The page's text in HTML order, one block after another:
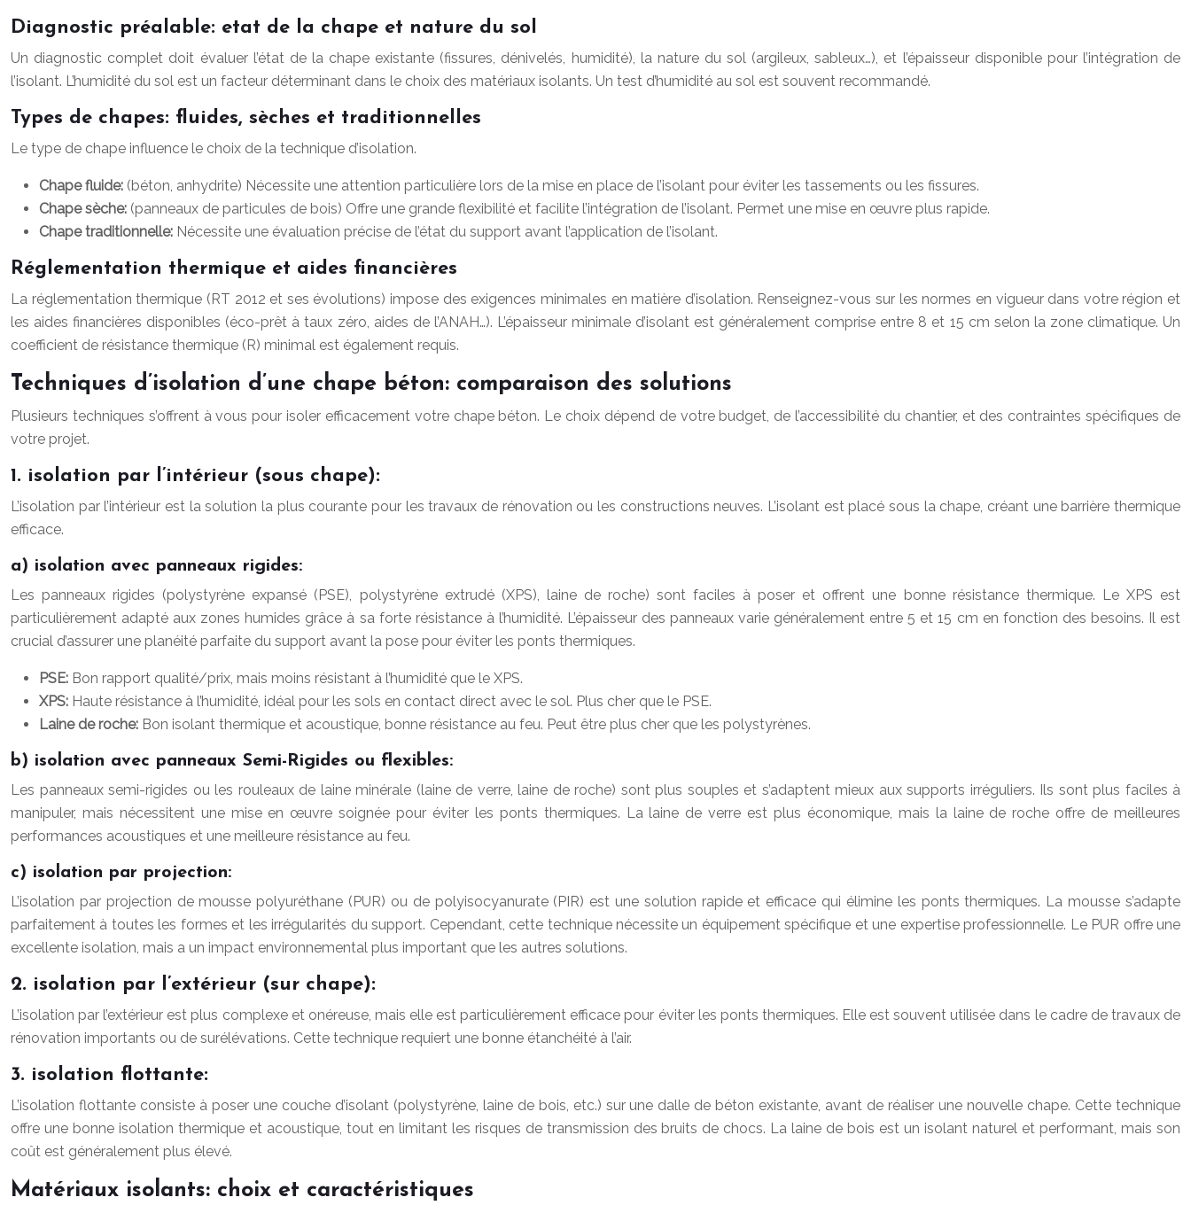
Diagnostic préalable: etat de la chape et nature du sol
Un diagnostic complet doit évaluer l’état de la chape existante (fissures, dénivelés, humidité), la nature du sol (argileux, sableux…), et l’épaisseur disponible pour l’intégration de
l’isolant. L’humidité du sol est un facteur déterminant dans le choix des matériaux isolants. Un test d’humidité au sol est souvent recommandé.
Types de chapes: fluides, sèches et traditionnelles
Le type de chape influence le choix de la technique d’isolation.
Chape fluide: (béton, anhydrite) Nécessite une attention particulière lors de la mise en place de l’isolant pour éviter les tassements ou les fissures.
Chape sèche: (panneaux de particules de bois) Offre une grande flexibilité et facilite l’intégration de l’isolant. Permet une mise en œuvre plus rapide.
Chape traditionnelle: Nécessite une évaluation précise de l’état du support avant l’application de l’isolant.
Réglementation thermique et aides financières
La réglementation thermique (RT 2012 et ses évolutions) impose des exigences minimales en matière d’isolation. Renseignez-vous sur les normes en vigueur dans votre région et
les aides financières disponibles (éco-prêt à taux zéro, aides de l’ANAH…). L’épaisseur minimale d’isolant est généralement comprise entre 8 et 15 cm selon la zone climatique. Un
coefficient de résistance thermique (R) minimal est également requis.
Techniques d’isolation d’une chape béton: comparaison des solutions
Plusieurs techniques s’offrent à vous pour isoler efficacement votre chape béton. Le choix dépend de votre budget, de l’accessibilité du chantier, et des contraintes spécifiques de
votre projet.
1. isolation par l’intérieur (sous chape):
L’isolation par l’intérieur est la solution la plus courante pour les travaux de rénovation ou les constructions neuves. L’isolant est placé sous la chape, créant une barrière thermique
efficace.
a) isolation avec panneaux rigides:
Les panneaux rigides (polystyrène expansé (PSE), polystyrène extrudé (XPS), laine de roche) sont faciles à poser et offrent une bonne résistance thermique. Le XPS est
particulièrement adapté aux zones humides grâce à sa forte résistance à l’humidité. L’épaisseur des panneaux varie généralement entre 5 et 15 cm en fonction des besoins. Il est
crucial d’assurer une planéité parfaite du support avant la pose pour éviter les ponts thermiques.
PSE: Bon rapport qualité/prix, mais moins résistant à l’humidité que le XPS.
XPS: Haute résistance à l’humidité, idéal pour les sols en contact direct avec le sol. Plus cher que le PSE.
Laine de roche: Bon isolant thermique et acoustique, bonne résistance au feu. Peut être plus cher que les polystyrènes.
b) isolation avec panneaux Semi-Rigides ou flexibles:
Les panneaux semi-rigides ou les rouleaux de laine minérale (laine de verre, laine de roche) sont plus souples et s’adaptent mieux aux supports irréguliers. Ils sont plus faciles à
manipuler, mais nécessitent une mise en œuvre soignée pour éviter les ponts thermiques. La laine de verre est plus économique, mais la laine de roche offre de meilleures
performances acoustiques et une meilleure résistance au feu.
c) isolation par projection:
L’isolation par projection de mousse polyuréthane (PUR) ou de polyisocyanurate (PIR) est une solution rapide et efficace qui élimine les ponts thermiques. La mousse s’adapte
parfaitement à toutes les formes et les irrégularités du support. Cependant, cette technique nécessite un équipement spécifique et une expertise professionnelle. Le PUR offre une
excellente isolation, mais a un impact environnemental plus important que les autres solutions.
2. isolation par l’extérieur (sur chape):
L’isolation par l’extérieur est plus complexe et onéreuse, mais elle est particulièrement efficace pour éviter les ponts thermiques. Elle est souvent utilisée dans le cadre de travaux de
rénovation importants ou de surélévations. Cette technique requiert une bonne étanchéité à l’air.
3. isolation flottante:
L’isolation flottante consiste à poser une couche d’isolant (polystyrène, laine de bois, etc.) sur une dalle de béton existante, avant de réaliser une nouvelle chape. Cette technique
offre une bonne isolation thermique et acoustique, tout en limitant les risques de transmission des bruits de chocs. La laine de bois est un isolant naturel et performant, mais son
coût est généralement plus élevé.
Matériaux isolants: choix et caractéristiques